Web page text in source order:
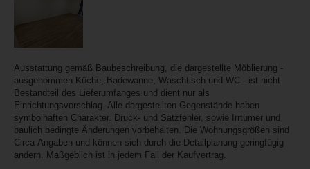
Ausstattung gemäß Baubeschreibung, die dargestellte Möblierung -
ausgenommen Küche, Badewanne, Waschtisch und WC - ist nicht
Bestandteil des Lieferumfanges und dient nur als
Einrichtungsvorschlag. Alle dargestellten Gegenstände haben
symbolhaften Charakter. Druck- und Satzfehler, sowie Irrtümer und
baulich bedingte Änderungen vorbehalten. Die Wohnungsgrößen sind
Circa-Angaben und können sich durch die Detailplanung geringfügig
ändern. Maßgeblich ist in jedem Fall der Kaufvertrag.